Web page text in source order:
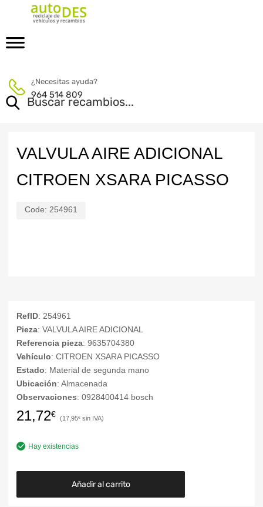
¿Necesitas ayuda?
964 514 809
VALVULA AIRE ADICIONAL
CITROEN XSARA PICASSO
Code: 254961
RefID: 254961
Pieza: VALVULA AIRE ADICIONAL
Referencia pieza: 9635704380
Vehículo: CITROEN XSARA PICASSO
Estado: Material de segunda mano
Ubicación: Almacenada
Observaciones: 0928400414 bosch
21,72€ 17,95€
Hay existencias
Añadir al carrito